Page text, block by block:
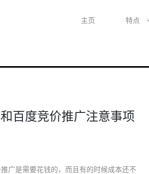
主页 特点
百度竞价推广注意事项
广是需要花钱的，而且有的时候成本还不